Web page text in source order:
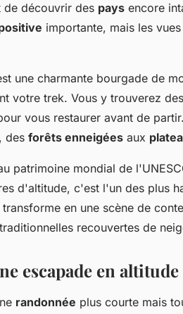
de découvrir des pays encore
importante, mais les
une charmante bourgade de
votre trek. Vous y trouverez
vous restaurer avant de
des forêts enneigées aux
patrimoine mondial de
d'altitude, c'est l'un des plus
en une scène de
recouvertes de
escapade en altitude
randonnée plus courte mais